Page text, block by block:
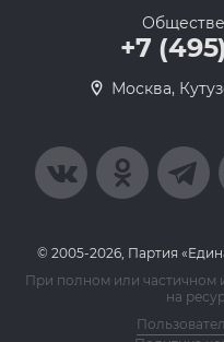
+7
Москва,
© 2005-2026, Партия
При полном или частичном
на